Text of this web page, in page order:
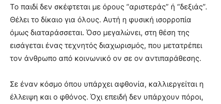
Το παιδί δεν σκέφτεται με όρους “αριστεράς” ή “δεξιάς”.
Θέλει το δίκαιο για όλους. Αυτή η φυσική ισορροπία
όμως διαταράσσεται. Όσο μεγαλώνει, στη θέση της
εισάγεται ένας τεχνητός διαχωρισμός, που μετατρέπει
τον άνθρωπο από κοινωνικό ον σε ον αντιπαράθεσης.
Σε έναν κόσμο όπου υπάρχει αφθονία, καλλιεργείται η
έλλειψη και ο φθόνος. Όχι επειδή δεν υπάρχουν πόροι,